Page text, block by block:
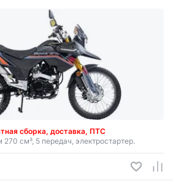
сборка, доставка, ПТС
см³, 5 передач, электростартер.